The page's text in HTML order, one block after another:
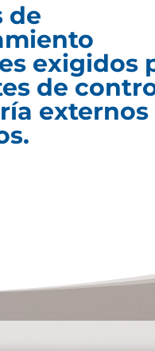
de
exigidos
de
externos